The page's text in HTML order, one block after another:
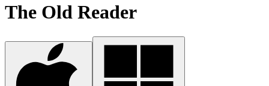
The Old Reader